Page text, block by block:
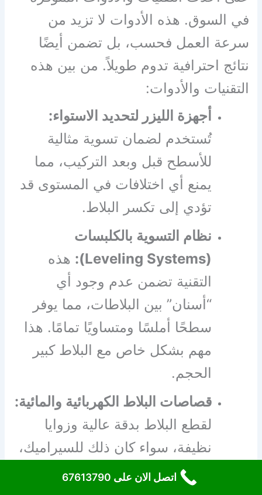
في السوق. هذه الأدوات لا تزيد من
سرعة العمل فحسب، بل تضمن أيضًا
نتائج احترافية تدوم طويلاً. من بين هذه
التقنيات والأدوات:
أجهزة الليزر لتحديد الاستواء:
تُستخدم لضمان تسوية مثالية
للأسطح قبل وبعد التركيب، مما
يمنع أي اختلافات في المستوى قد
تؤدي إلى تكسر البلاط.
نظام التسوية بالكلبسات
(Leveling Systems):
هذه
التقنية تضمن عدم وجود أي
“أسنان” بين البلاطات، مما يوفر
سطحًا أملسًا ومتساويًا تمامًا. هذا
مهم بشكل خاص مع البلاط كبير
الحجم.
قصاصات البلاط الكهربائية والمائية:
لقطع البلاط بدقة عالية وزوايا
نظيفة، سواء كان ذلك للسيراميك،
البورسلان، الرخام، أو الجرانيت،
اتصل الان على 67613790